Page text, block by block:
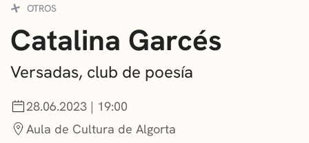
NOTICIAS
GETXO KULTURA
ASOCIACIONES CULTURALES
OTROS
Catalina Garcés
Versadas, club de poesía
28.06.2023 | 19:00
Aula de Cultura de Algorta